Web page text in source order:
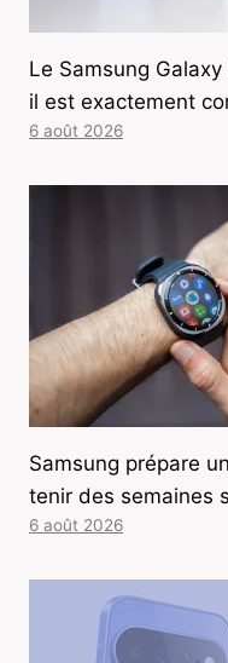
Le Samsung
il est exactement
6 août 2026
Samsung prépare
tenir des semaines
6 août 2026